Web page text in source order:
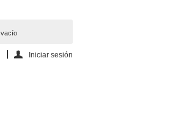
vacío
Iniciar sesión